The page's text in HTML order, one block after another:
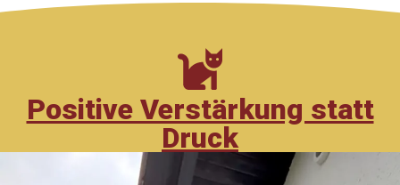
Positive Verstärkung statt
Druck